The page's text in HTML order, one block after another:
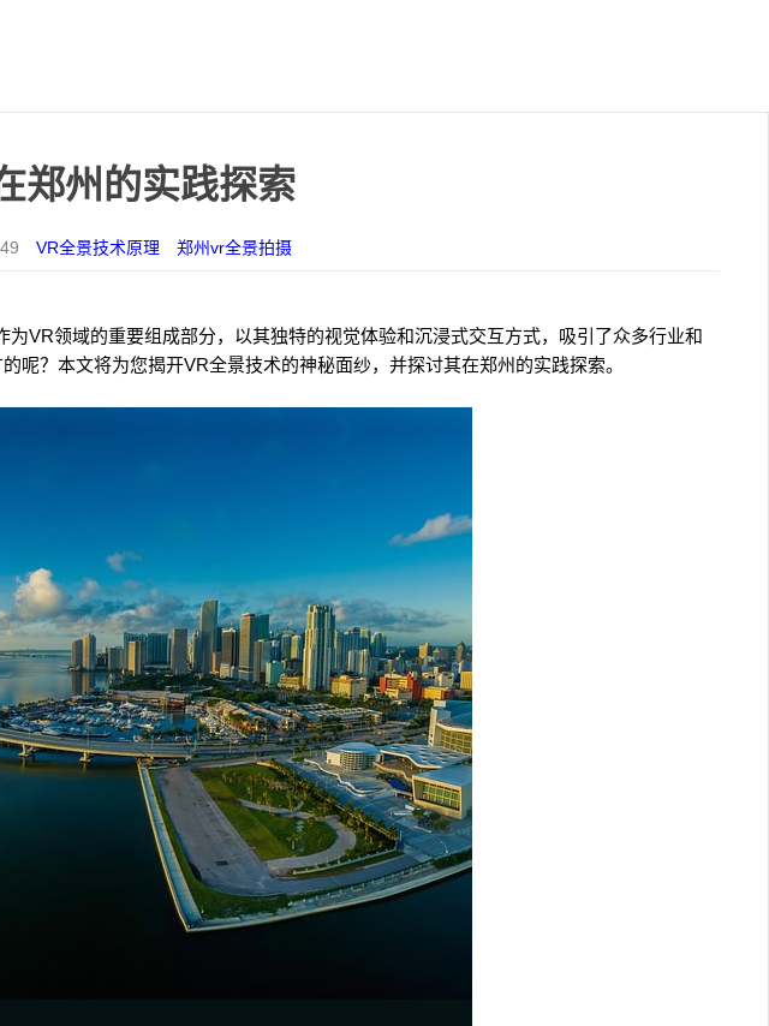
郑州的实践探索
VR全景技术原理 郑州vr全景拍摄
VR领域的重要组成部分，以其独特的视觉体验和沉浸式交互方式，吸引了众多行业和
？本文将为您揭开VR全景技术的神秘面纱，并探讨其在郑州的实践探索。